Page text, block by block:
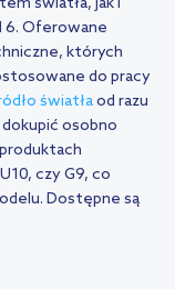
światła, jak i
6. Oferowane
których
do pracy
światłaod razu
osobno
czy G9, co
Dostępne są